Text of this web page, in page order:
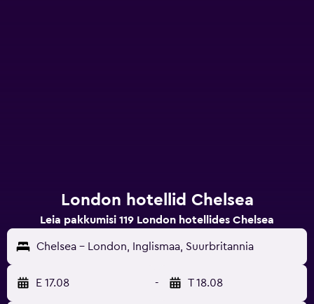
London hotellid Chelsea
Leia pakkumisi 119 London hotellides Chelsea
Chelsea - London, Inglismaa, Suurbritannia
E 17.08 - T 18.08